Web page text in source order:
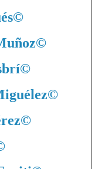
©
©
©
©
©